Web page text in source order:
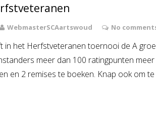
WebmasterSCAartswoud No
in het Herfstveteranen toernooi de A
meer dan 100 ratingpunten
en 2 remises te boeken. Knap ook om